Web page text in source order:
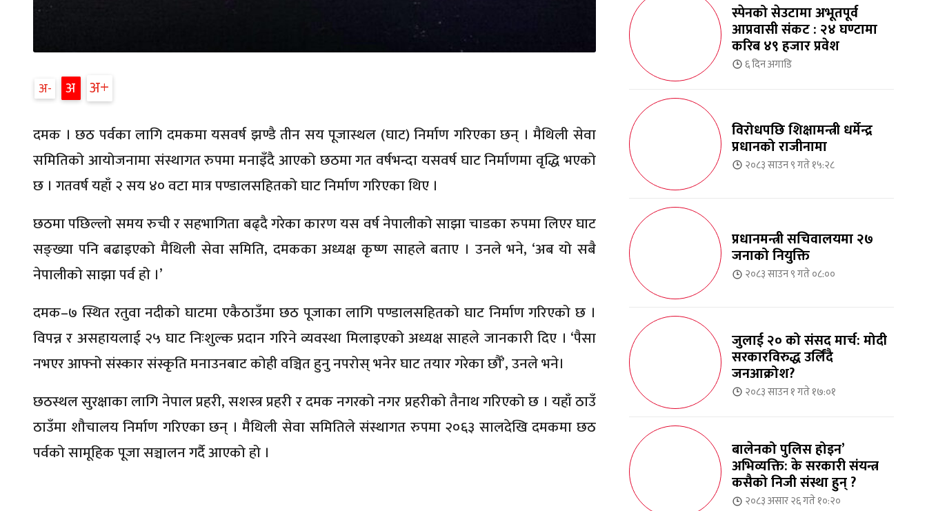
अ अ अ
दमक । छठ पर्वका लागि दमकमा यसवर्ष झण्डै तीन सय पूजास्थल (घाट) निर्माण गरिएका छन् । मैथिली सेवा
समितिको आयोजनामा संस्थागत रुपमा मनाइँदै आएको छठमा गत वर्षभन्दा यसवर्ष घाट निर्माणमा वृद्धि भएको
छ । गतवर्ष यहाँ २ सय ४० वटा मात्र पण्डालसहितको घाट निर्माण गरिएका थिए ।
छठमा पछिल्लो समय रुची र सहभागिता बढ्दै गरेका कारण यस वर्ष नेपालीको साझा चाडका रुपमा लिएर घाट
सङ्ख्या पनि बढाइएको मैथिली सेवा समिति, दमकका अध्यक्ष कृष्ण साहले बताए । उनले भने, ‘अब यो सबै
नेपालीको साझा पर्व हो ।’
दमक–७ स्थित रतुवा नदीको घाटमा एकैठाउँमा छठ पूजाका लागि पण्डालसहितको घाट निर्माण गरिएको छ ।
विपन्न र असहायलाई २५ घाट निःशुल्क प्रदान गरिने व्यवस्था मिलाइएको अध्यक्ष साहले जानकारी दिए । ‘पैसा
नभएर आफ्नो संस्कार संस्कृति मनाउनबाट कोही वञ्चित हुनु नपरोस् भनेर घाट तयार गरेका छौँ’, उनले भने।
छठस्थल सुरक्षाका लागि नेपाल प्रहरी, सशस्त्र प्रहरी र दमक नगरको नगर प्रहरीको तैनाथ गरिएको छ । यहाँ ठाउँ
ठाउँमा शौचालय निर्माण गरिएका छन् । मैथिली सेवा समितिले संस्थागत रुपमा २०६३ सालदेखि दमकमा छठ
पर्वको सामूहिक पूजा सञ्चालन गर्दै आएको हो ।
स्पेनको सेउटामा अभूतपूर्व
आप्रवासी संकट : २४ घण्टामा
करिब ४९ हजार प्रवेश
६ दिनअगाडि
विरोधपछि शिक्षामन्त्री धर्मेन्द्र
प्रधानको राजीनामा
२०८३ साउन ९ गते १५:२८
प्रधानमन्त्री सचिवालयमा २७
जनाको नियुक्ति
२०८३ साउन ९ गते ०८:००
जुलाई २० को संसद मार्च: मोदी
सरकारविरुद्ध उर्लिंदै
जनआक्रोश?
२०८३ साउन १ गते १७:०१
बालेनको पुलिस होइन’
अभिव्यक्ति: के सरकारी संयन्त्र
कसैको निजी संस्था हुन् ?
२०८३ असार २६ गते १०:२०